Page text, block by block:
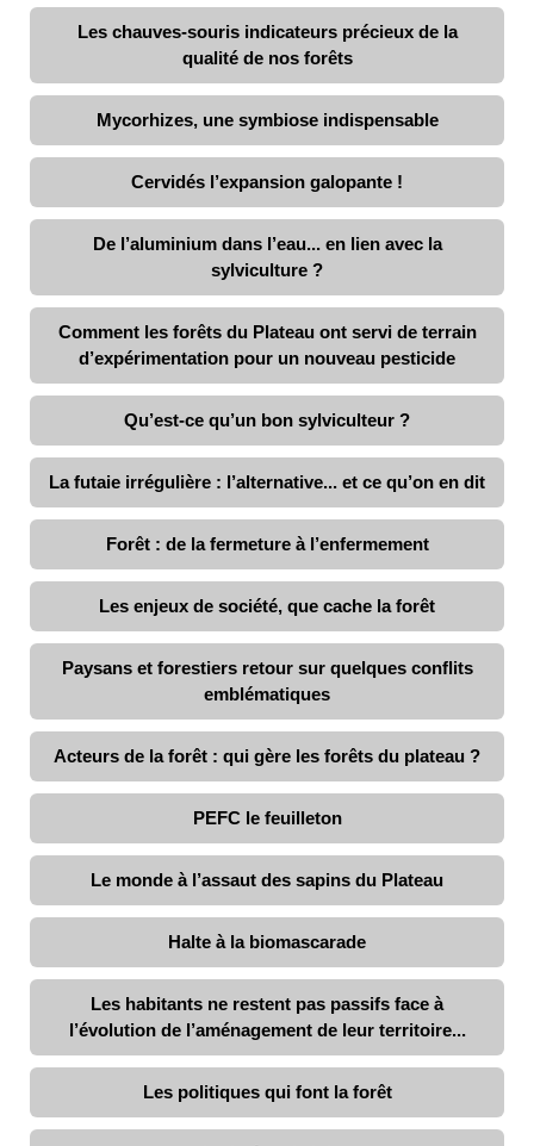
Les chauves-souris indicateurs précieux de la
qualité de nos forêts
Mycorhizes, une symbiose indispensable
Cervidés l’expansion galopante !
De l’aluminium dans l’eau... en lien avec la
sylviculture ?
Comment les forêts du Plateau ont servi de terrain
d’expérimentation pour un nouveau pesticide
Qu’est-ce qu’un bon sylviculteur ?
La futaie irrégulière : l’alternative... et ce qu’on en dit
Forêt : de la fermeture à l’enfermement
Les enjeux de société, que cache la forêt
Paysans et forestiers retour sur quelques conflits
emblématiques
Acteurs de la forêt : qui gère les forêts du plateau ?
PEFC le feuilleton
Le monde à l’assaut des sapins du Plateau
Halte à la biomascarade
Les habitants ne restent pas passifs face à
l’évolution de l’aménagement de leur territoire...
Les politiques qui font la forêt